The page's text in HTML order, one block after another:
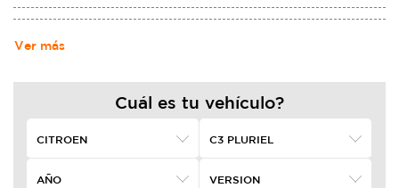
Ver más
Cuál es tu vehículo?